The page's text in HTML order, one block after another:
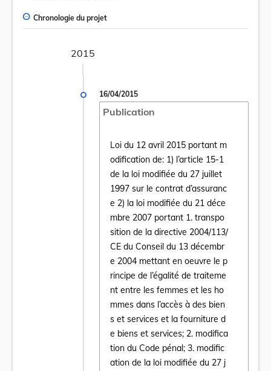
Chronologie du projet
2015
16/04/2015
Publication
Loi du 12 avril 2015 portant m
odification de: 1) l’article 15-1
de la loi modifiée du 27 juillet
1997 sur le contrat d’assuranc
e 2) la loi modifiée du 21 déce
mbre 2007 portant 1. transpo
sition de la directive 2004/113/
CE du Conseil du 13 décembr
e 2004 mettant en oeuvre le p
rincipe de l’égalité de traiteme
nt entre les femmes et les ho
mmes dans l’accès à des bien
s et services et la fourniture d
e biens et services; 2. modifica
tion du Code pénal; 3. modific
ation de la loi modifiée du 27 j
Ouvrir le document Loi du 12 avril 2015